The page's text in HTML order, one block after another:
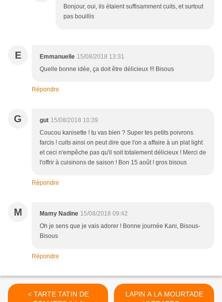
Bonjour, oui, ils étaient suffisamment cuits, et surtout
pas bouillis
E Emmanuelle 15/08/2018 13:31
Quelle bonne idée, ça doit être délicieux !!! Bisous
Répondre
G gut 15/08/2018 10:39
Coucou kanisette ! tu vas bien ? Super tes petits poivrons
farcis ! cuits ainsi on peut dire que l'on a affaire à un plat light
et ceci n'empêche pas qu'il soit totalement délicieux ! Merci de
l'offrir à cuisinons de saison ! Bon 15 août ! gros bisous
Répondre
M Mamy Nadine 15/08/2018 09:42
Oh je sens que je vais adorer ! Bonne journée Kani, Bisous-
Bisous
Répondre
< TARTE TATIN DE
LAPIN A LA MOURTADE